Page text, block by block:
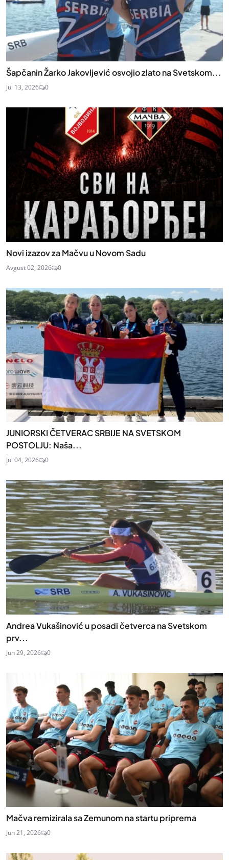
Šapčanin Žarko Jakovljević osvojio zlato na Svetskom...
Jul 13, 2026 0
Novi izazov za Mačvu u Novom Sadu
Avgust 02, 2026 0
JUNIORSKI ČETVERAC SRBIJE NA SVETSKOM
POSTOLJU: Naša...
Jul 04, 2026 0
Andrea Vukašinović u posadi četverca na Svetskom
prv...
Jun 29, 2026 0
Mačva remizirala sa Zemunom na startu priprema
Jun 21, 2026 0